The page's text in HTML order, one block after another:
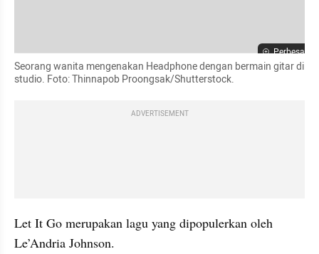
Perbesar
Seorang wanita mengenakan Headphone dengan bermain gitar di
studio. Foto: Thinnapob Proongsak/Shutterstock.
ADVERTISEMENT
Let It Go merupakan lagu yang dipopulerkan oleh
Le’Andria Johnson.